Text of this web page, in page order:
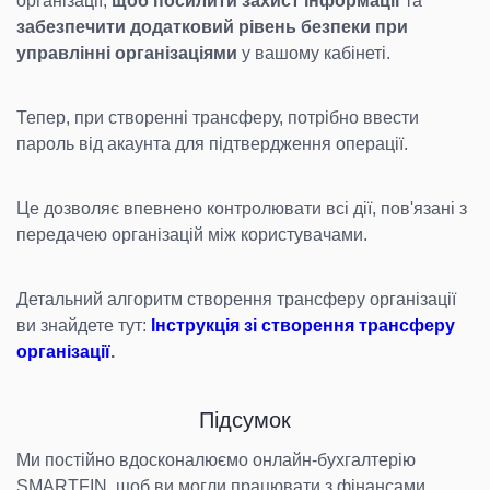
забезпечити додатковий рівень безпеки при
управлінні організаціями у вашому кабінеті.
Тепер, при створенні трансферу, потрібно ввести
пароль від акаунта для підтвердження операції.
Це дозволяє впевнено контролювати всі дії, пов'язані з
передачею організацій між користувачами.
Детальний алгоритм створення трансферу організації
ви знайдете тут: Інструкція зі створення трансферу
організації.
Підсумок
Ми постійно вдосконалюємо онлайн-бухгалтерію